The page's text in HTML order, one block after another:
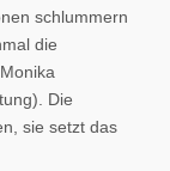
schlummern
die
Die
sie setzt das